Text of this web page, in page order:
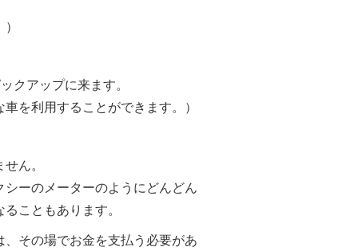
クアップに来ます。
を利用することができます。）
ん。
ーのメーターのようにどんどん
こともあります。
その場でお金を支払う必要があ